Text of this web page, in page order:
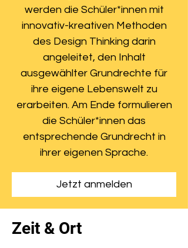
werden die Schüler*innen mit
innovativ-kreativen Methoden
des Design Thinking darin
angeleitet, den Inhalt
ausgewählter Grundrechte für
ihre eigene Lebenswelt zu
erarbeiten. Am Ende formulieren
die Schüler*innen das
entsprechende Grundrecht in
ihrer eigenen Sprache.
Jetzt anmelden
Zeit & Ort